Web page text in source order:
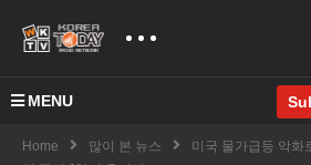
MENU
Home 많이 본 뉴스
미국 물가급등 악화